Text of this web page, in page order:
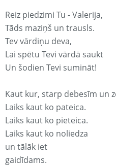
Reiz piedzimi Tu - Valerija,
Tāds maziņš un trausls.
Tev vārdiņu deva,
Lai spētu Tevi vārdā saukt
Un šodien Tevi sumināt!
Kaut kur, starp debesīm un
Laiks kaut ko pateica.
Laiks kaut ko pieteica.
Laiks kaut ko noliedza
un tālāk iet
gaidīdams.